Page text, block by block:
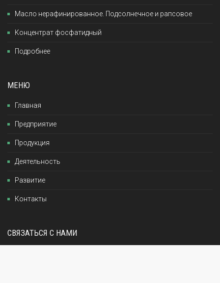
Масло нерафинированное. Подсолнечное и рапсовое
Концентрат фосфатидный
Подробнее
МЕНЮ
Главная
Предприятие
Продукция
Деятельность
Развитие
Контакты
СВЯЗАТЬСЯ С НАМИ